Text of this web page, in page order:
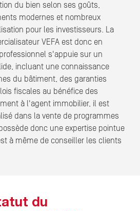
du bien selon ses goûts,
modernes et nombreux
pour les investisseurs. La
VEFA est donc en
s'appuie sur un
incluant une connaissance
du bâtiment, des garanties
fiscales au bénéfice des
à l'agent immobilier, il est
dans la vente de programmes
donc une expertise pointue
à même de conseiller les clients
du